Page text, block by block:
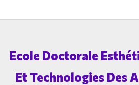
Ecole Doctorale
Et Technologies Des